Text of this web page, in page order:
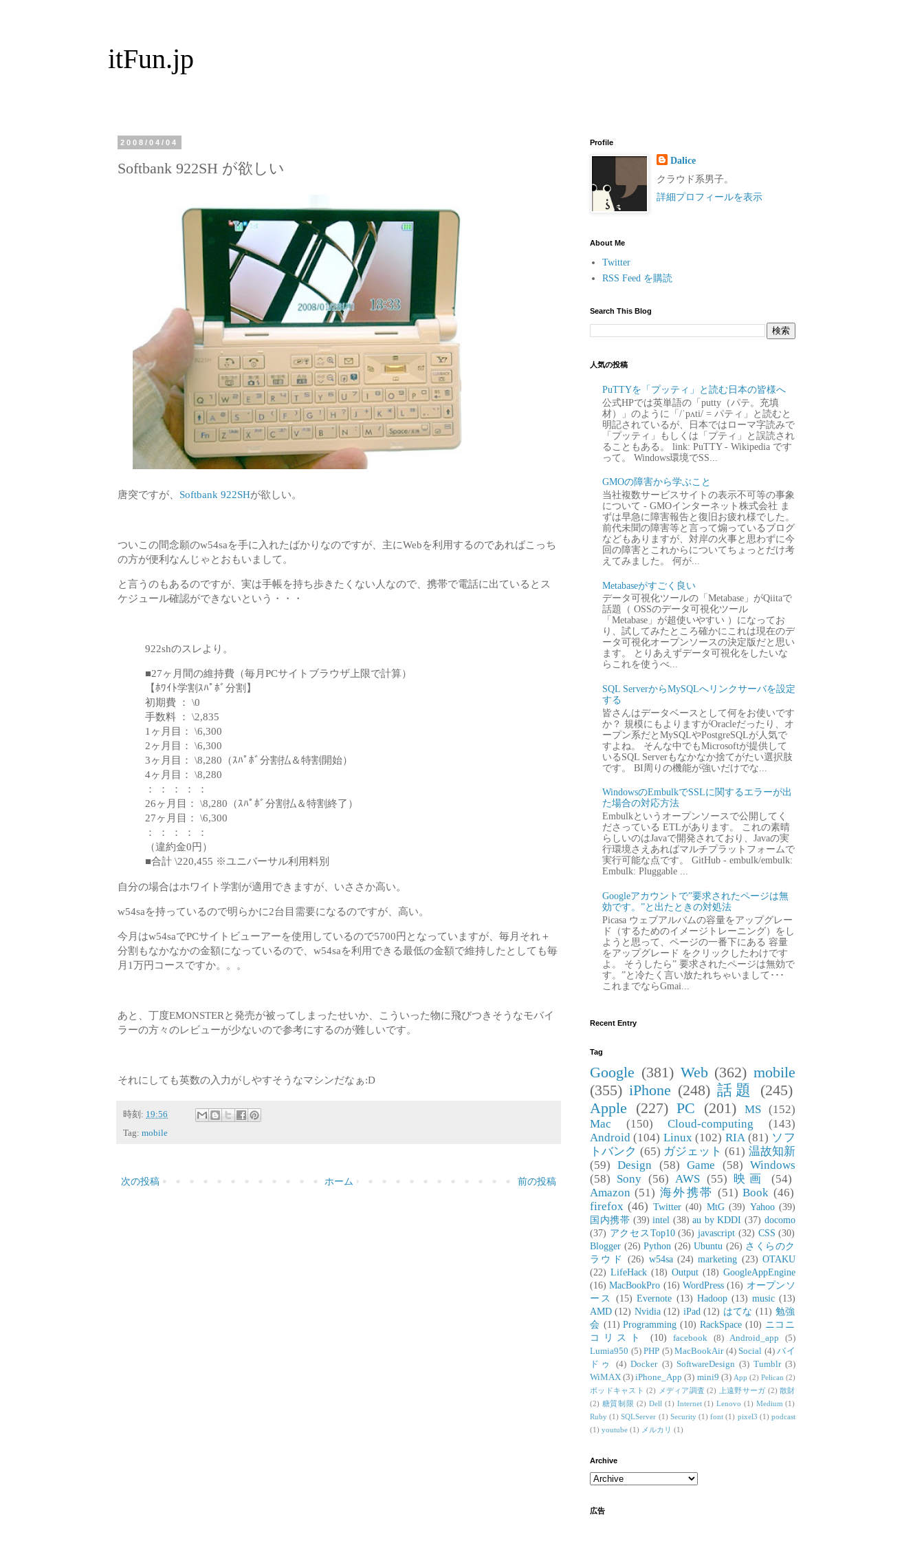
itFun.jp
2008/04/04
Softbank 922SH が欲しい
唐突ですが、 Softbank 922SHが欲しい。
ついこの間念願のw54saを手に入れたばかりなのですが、主にWebを利用するのであればこっち
の方が便利なんじゃとおもいまして。
と言うのもあるのですが、実は手帳を持ち歩きたくない人なので、携帯で電話に出ているとス
ケジュール確認ができないという・・・
922shのスレより。
■27ヶ月間の維持費（毎月PCサイトブラウザ上限で計算）
【ﾎﾜｲﾄ学割ｽﾊﾟﾎﾞ分割】
初期費 ： \0
手数料 ： \2,835
1ヶ月目： \6,300
2ヶ月目： \6,300
3ヶ月目： \8,280（ｽﾊﾟﾎﾞ分割払＆特割開始）
4ヶ月目： \8,280
： ： ： ： ：
26ヶ月目： \8,280（ｽﾊﾟﾎﾞ分割払＆特割終了）
27ヶ月目： \6,300
： ： ： ： ：
（違約金0円）
■合計 \220,455 ※ユニバーサル利用料別
自分の場合はホワイト学割が適用できますが、いささか高い。
w54saを持っているので明らかに2台目需要になるのですが、高い。
今月はw54saでPCサイトビューアーを使用しているので5700円となっていますが、毎月それ＋
分割もなかなかの金額になっているので、w54saを利用できる最低の金額で維持したとしても毎
月1万円コースですか。。。
あと、丁度EMONSTERと発売が被ってしまったせいか、こういった物に飛びつきそうなモバイ
ラーの方々のレビューが少ないので参考にするのが難しいです。
それにしても英数の入力がしやすそうなマシンだなぁ:D
時刻: 19:56
Tag: mobile
次の投稿 前の投稿
ホーム
Profile
Dalice
クラウド系男子。
詳細プロフィールを表示
About Me
Twitter
RSS Feed を購読
Search This Blog
人気の投稿
PuTTYを「プッティ」と読む日本の皆様へ
公式HPでは英単語の「putty（パテ。充填
材）」のように「/ˈpʌti/ = パティ」と読むと
明記されているが、日本ではローマ字読みで
「プッティ」もしくは「プティ」と誤読され
ることもある。 link: PuTTY - Wikipedia です
って。 Windows環境でSS...
GMOの障害から学ぶこと
当社複数サービスサイトの表示不可等の事象
について - GMOインターネット株式会社 ま
ずは早急に障害報告と復旧お疲れ様でした。
前代未聞の障害等と言って煽っているブログ
などもありますが、対岸の火事と思わずに今
回の障害とこれからについてちょっとだけ考
えてみました。 何が...
Metabaseがすごく良い
データ可視化ツールの「Metabase」がQiitaで
話題（ OSSのデータ可視化ツール
「Metabase」が超使いやすい ）になってお
り、試してみたところ確かにこれは現在のデ
ータ可視化オープンソースの決定版だと思い
ます。 とりあえずデータ可視化をしたいな
らこれを使うべ...
SQL ServerからMySQLへリンクサーバを設定
する
皆さんはデータベースとして何をお使いです
か？ 規模にもよりますがOracleだったり、オ
ープン系だとMySQLやPostgreSQLが人気で
すよね。 そんな中でもMicrosoftが提供して
いるSQL Serverもなかなか捨てがたい選択肢
です。 BI周りの機能が強いだけでな...
WindowsのEmbulkでSSLに関するエラーが出
た場合の対応方法
Embulkというオープンソースで公開してく
ださっている ETLがあります。 これの素晴
らしいのはJavaで開発されており、Javaの実
行環境さえあればマルチプラットフォームで
実行可能な点です。 GitHub - embulk/embulk:
Embulk: Pluggable ...
Googleアカウントで”要求されたページは無
効です。”と出たときの対処法
Picasa ウェブアルバムの容量をアップグレー
ド（するためのイメージトレーニング）をし
ようと思って、ページの一番下にある 容量
をアップグレード をクリックしたわけです
よ。 そうしたら” 要求されたページは無効で
す。”と冷たく言い放たれちゃいまして･･･
これまでならGmai...
Recent Entry
Tag
Google (381) Web (362) mobile
(355) iPhone (248) 話題
(245)
Apple (227) PC (201) MS (152)
Mac
(150) Cloud-computing
(143)
Android (104) Linux (102) RIA (81) ソフ
トバンク (65) ガジェット (61) 温故知新
(59)
Design (58) Game (58) Windows
(58) Sony (56) AWS (55) 映画
(54)
Amazon (51) 海外携帯 (51) Book (46)
firefox (46) Twitter (40) MtG (39) Yahoo (39)
国内携帯 (39) intel (38) au by KDDI (37) docomo
(37) アクセスTop10 (36) javascript (32) CSS (30)
Blogger (26) Python (26) Ubuntu (26) さくらのク
ラウド
(26) w54sa (24) marketing (23) OTAKU
(22) LifeHack (18) Output (18) GoogleAppEngine
(16) MacBookPro (16) WordPress (16) オープンソ
ース
(15) Evernote (13) Hadoop (13) music (13)
AMD (12) Nvidia (12) iPad (12) はてな (11) 勉強
会 (11) Programming (10) RackSpace (10) ニコニ
コリスト
(10) facebook (8) Android_app
(5)
Lumia950 (5) PHP (5) MacBookAir (4) Social (4) バイ
ドゥ
(4) Docker (3) SoftwareDesign (3) Tumblr (3)
WiMAX (3) iPhone_App (3) mini9 (3) App (2) Pelican (2)
ポッドキャスト (2) メディア調査 (2) 上遠野サーガ (2) 散財
(2) 糖質制限 (2) Dell (1) Internet (1) Lenovo (1) Medium (1)
Ruby (1) SQLServer (1) Security (1) font (1) pixel3 (1) podcast
(1) youtube (1) メルカリ (1)
Archive
広告